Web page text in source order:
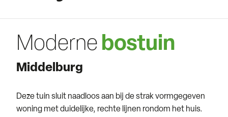
Moderne bostuin
Middelburg
Deze tuin sluit naadloos aan bij de strak vormgegeven
woning met duidelijke, rechte lijnen rondom het huis.